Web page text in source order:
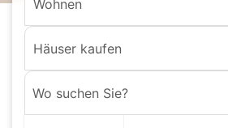
Wohnen
Häuser kaufen